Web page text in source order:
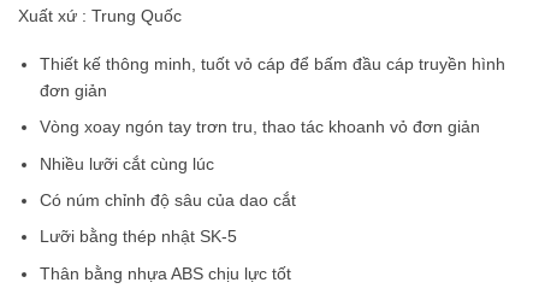
Xuất xứ : Trung Quốc
Thiết kế thông minh, tuốt vỏ cáp để bấm đầu cáp truyền hình
đơn giản
Vòng xoay ngón tay trơn tru, thao tác khoanh vỏ đơn giản
Nhiều lưỡi cắt cùng lúc
Có núm chỉnh độ sâu của dao cắt
Lưỡi bằng thép nhật SK-5
Thân bằng nhựa ABS chịu lực tốt